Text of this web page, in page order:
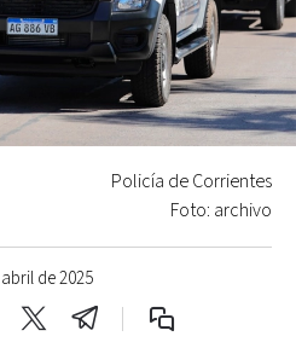
de 2025
Policía de Corrientes
Foto: archivo